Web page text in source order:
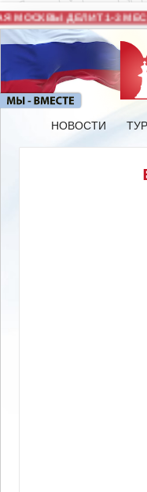
МОСКВЫ ДЕЛИТ 1-3
НОВОСТИ